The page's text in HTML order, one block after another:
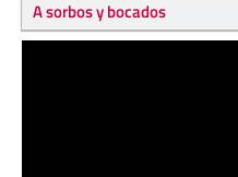
A sorbos y bocados